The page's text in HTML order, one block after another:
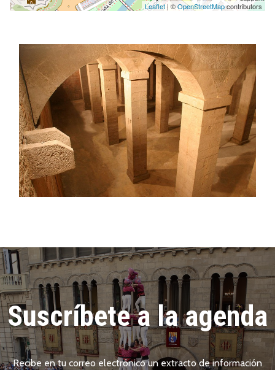
Leaflet| ©OpenStreetMapcontributors
Suscríbete a la agenda
Recibe en tu correo electrónico un extracto de información